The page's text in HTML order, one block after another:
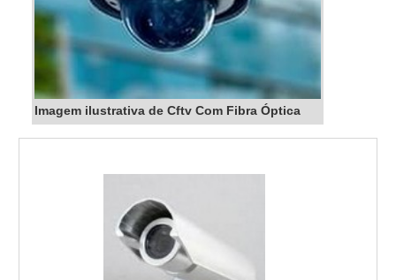
Imagem ilustrativa de Cftv Com Fibra Óptica